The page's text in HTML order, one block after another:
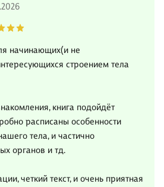
начинающих(и не
строением тела
книга подойдёт
расписаны особенности
тела, и частично
органов и тд.
четкий текст, и очень приятная